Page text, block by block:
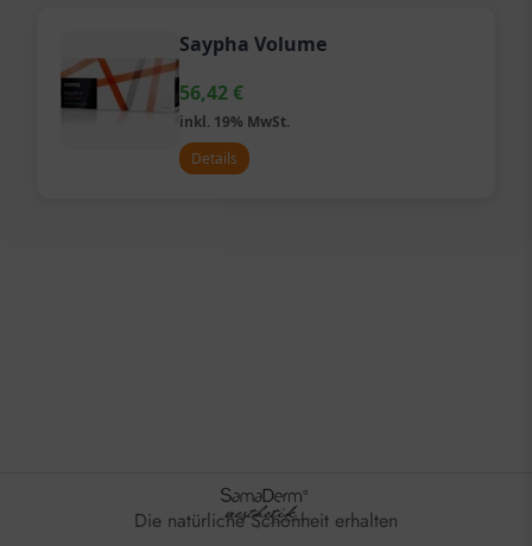
Saypha Volume
56,42€
inkl. 19% MwSt.
Details
Die natürliche Schönheit erhalten